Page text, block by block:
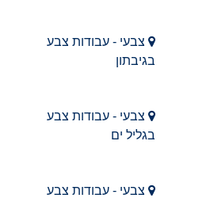
צבעי - עבודות צבע
בגיבתון
צבעי - עבודות צבע
בגליל ים
צבעי - עבודות צבע